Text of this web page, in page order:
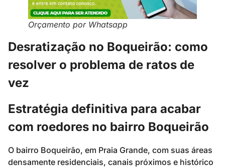
Orçamento por Whatsapp
Desratização no Boqueirão: como
resolver o problema de ratos de
vez
Estratégia definitiva para acabar
com roedores no bairro Boqueirão
O bairro Boqueirão, em Praia Grande, com suas áreas
densamente residenciais, canais próximos e histórico